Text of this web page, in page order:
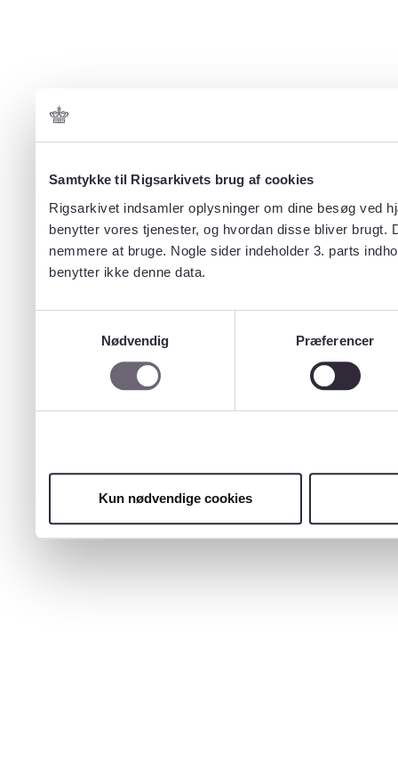
Samtykke til Rigsarkivets brug af cookies
Rigsarkivet indsamler oplysninger om dine besøg ved
benytter vores tjenester, og hvordan disse bliver
nemmere at bruge. Nogle sider indeholder 3. parts
benytter ikke denne data.
Nødvendig
Præferencer
Kun nødvendige cookies